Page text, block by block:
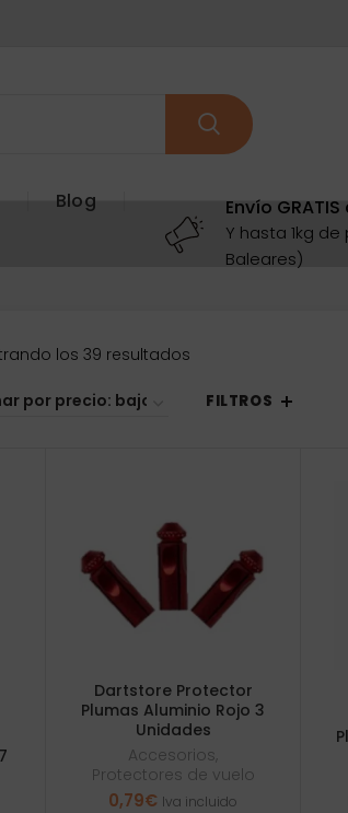
Blog Envío
Y hasta 1kg
Baleares)
los 39 resultados
precio:
FILTROS
Dartstore Protector
Plumas Aluminio Rojo 3
Unidades
Accesorios,
Protectores de vuelo
0,79€ Iva incluido